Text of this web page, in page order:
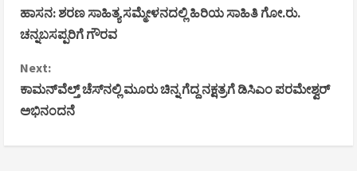
o
n
t
ಹಾಸನ: ಶರಣ ಸಾಹಿತ್ಯ ಸಮ್ಮೇಳನದಲ್ಲಿ ಹಿರಿಯ ಸಾಹಿತಿ ಗೋ.ರು.
ಚನ್ನಬಸಪ್ಪರಿಗೆ ಗೌರವ
Next:
ಕಾಮನ್‌ವೆಲ್ತ್ ಚೆಸ್‌ನಲ್ಲಿ ಮೂರು ಚಿನ್ನ ಗೆದ್ದ ನಕ್ಷತ್ರಗೆ ಡಿಸಿಎಂ ಪರಮೇಶ್ವರ್
ಅಭಿನಂದನೆ